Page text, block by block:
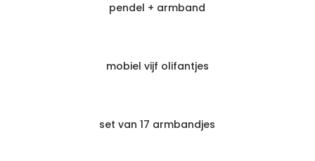
pendel + armband
mobiel vijf olifantjes
set van 17 armbandjes